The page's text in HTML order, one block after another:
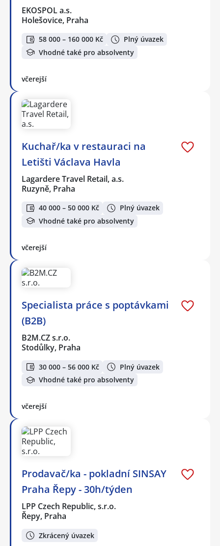
EKOSPOL a.s.
Holešovice, Praha
58 000 – 160 000 Kč
Plný úvazek
Vhodné také pro absolventy
včerejší
Kuchař/ka v restauraci na
Letišti Václava Havla
Lagardere Travel Retail, a.s.
Ruzyně, Praha
40 000 – 50 000 Kč
Plný úvazek
Vhodné také pro absolventy
včerejší
Specialista práce s poptávkami
(B2B)
B2M.CZ s.r.o.
Stodůlky, Praha
30 000 – 56 000 Kč
Plný úvazek
Vhodné také pro absolventy
včerejší
Prodavač/ka - pokladní SINSAY
Praha Řepy - 30h/týden
LPP Czech Republic, s.r.o.
Řepy, Praha
Zkrácený úvazek